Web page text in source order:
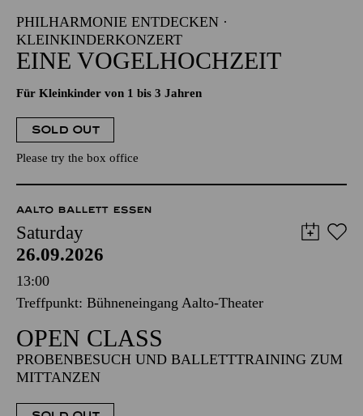
PHILHARMONIE ENTDECKEN ·
KLEINKINDERKONZERT
EINE VOGELHOCHZEIT
Für Kleinkinder von 1 bis 3 Jahren
SOLD OUT
Please try the box office
AALTO BALLETT ESSEN
Saturday
26.09.2026
13:00
Treffpunkt: Bühneneingang Aalto-Theater
OPEN CLASS
PROBENBESUCH UND BALLETTTRAINING ZUM
MITTANZEN